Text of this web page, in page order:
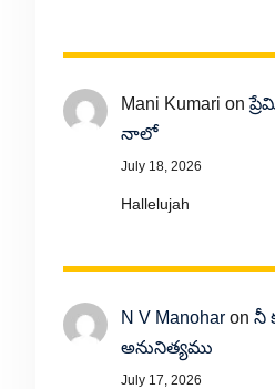
Mani Kumari on
నాలో
July 18, 2026
Hallelujah
N V Manoharon నీ
అనునిత్యము
July 17, 2026